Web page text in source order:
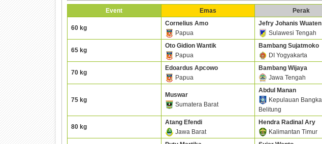
Event Emas Perak
60 kg
Cornelius Amo
Papua
Jefry Johanis Wuaten
Sulawesi Tengah
65 kg
Oto Gidion Wantik
Papua
Bambang Sujatmoko
DI Yogyakarta
70 kg
Edoardus Apcowo
Papua
Bambang Wijaya
Jawa Tengah
75 kg
Muswar
Sumatera Barat
Abdul Manan
Kepulauan Bangka
Belitung
80 kg
Atang Efendi
Jawa Barat
Hendra Radinal Ary
Kalimantan Timur